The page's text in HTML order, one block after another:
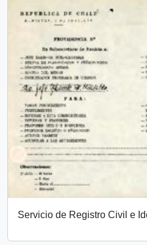
Servicio de Registro Civil e